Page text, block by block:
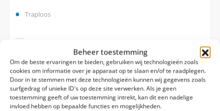
Beheer toestemming
Om de beste ervaringen te bieden, gebruiken wij technologieën zoals
cookies om informatie over je apparaat op te slaan en/of te raadplegen.
Door in te stemmen met deze technologieën kunnen wij gegevens zoals
surfgedrag of unieke ID's op deze site verwerken. Als je geen
toestemming geeft of uw toestemming intrekt, kan dit een nadelige
invloed hebben op bepaalde functies en mogelijkheden.
Traploos